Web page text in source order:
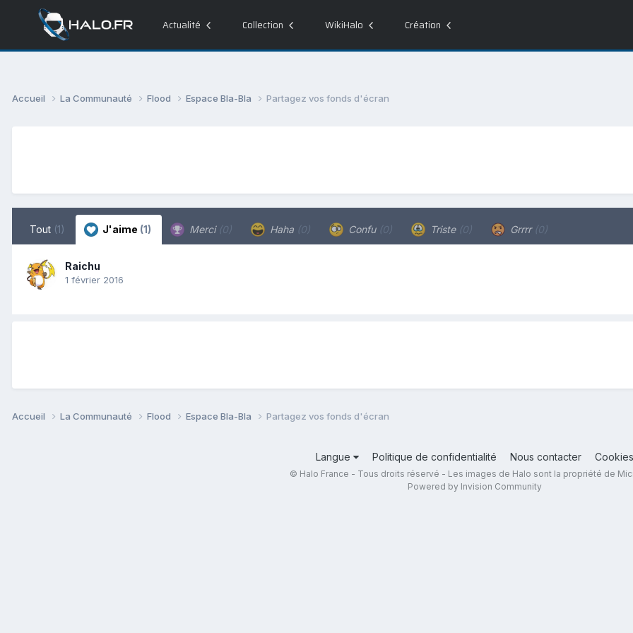
Actualité Collection WikiHalo Création
Accueil La Communauté Flood Espace Bla-Bla Partagez vos fonds d'écran
Tout (1) J'aime (1) Merci (0) Haha (0) Confu (0) Triste (0) Grrrr (0)
Raichu
1 février 2016
Accueil La Communauté Flood Espace Bla-Bla Partagez vos fonds d'écran
Langue Politique de confidentialité Nous contacter Cookies
© Halo France - Tous droits réservé - Les images de Halo sont la propriété de
Powered by Invision Community